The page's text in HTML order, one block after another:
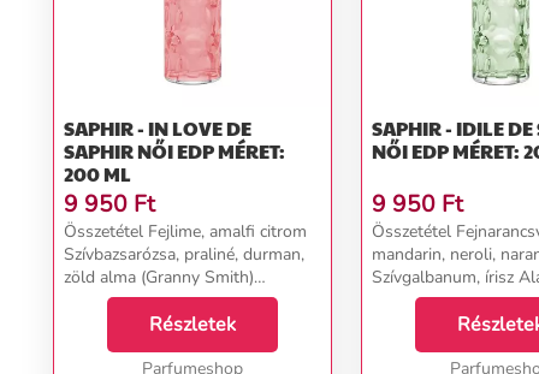
SAPHIR - IN LOVE DE
SAPHIR NŐI EDP MÉRET:
200 ML
9 950 Ft
Összetétel Fejlime, amalfi citrom
Szívbazsarózsa, praliné, durman,
zöld alma (Granny Smith)
Alappézsma, almafa, szűz
Részletek
Parfumeshop
SAPHIR - IDILE
NŐI EDP MÉRET:
9 950 Ft
Összetétel
mandarin, neroli,
Szívgalbanum, írisz
cédrus, tömjén,